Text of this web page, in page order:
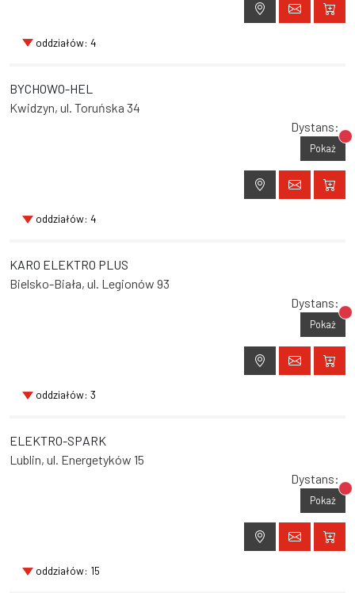
oddziałów: 4
BYCHOWO-HEL
Kwidzyn, ul. Toruńska 34
Dystans:
Pokaż
oddziałów: 4
KARO ELEKTRO PLUS
Bielsko-Biała, ul. Legionów 93
Dystans:
Pokaż
oddziałów: 3
ELEKTRO-SPARK
Lublin, ul. Energetyków 15
Dystans:
Pokaż
oddziałów: 15